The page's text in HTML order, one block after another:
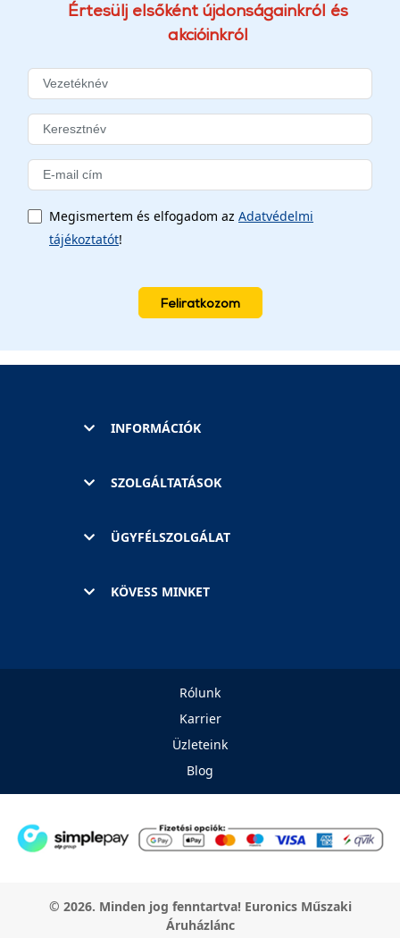
Értesülj elsőként újdonságainkról és
akcióinkról
Megismertem és elfogadom az Adatvédelmi
tájékoztatót!
Feliratkozom
INFORMÁCIÓK
SZOLGÁLTATÁSOK
ÜGYFÉLSZOLGÁLAT
KÖVESS MINKET
Rólunk
Karrier
Üzleteink
Blog
© 2026. Minden jog fenntartva! Euronics Műszaki
Áruházlánc